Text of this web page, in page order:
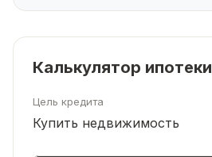
Калькулятор ипотеки
Цель кредита
Купить недвижимость